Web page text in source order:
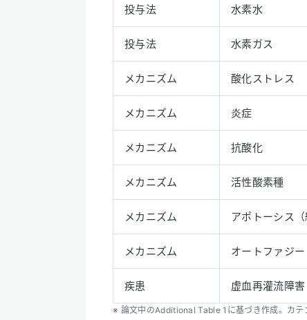
投与法 水素水
投与法 水素ガス
メカニズム 酸化ストレス
メカニズム 炎症
メカニズム 抗酸化
メカニズム 活性酸素種
メカニズム アポトーシス（
メカニズム オートファジー
疾患 虚血再灌流障害
※ 論文中のAdditional Table 1に基づき作成。カテ